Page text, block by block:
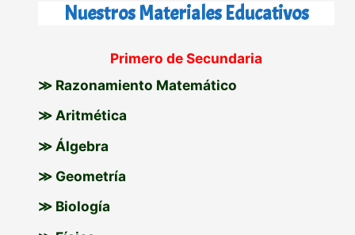
r
p
o
Nuestros Materiales Educativos
Primero de Secundaria
≫ Razonamiento Matemático
≫ Aritmética
≫ Álgebra
≫ Geometría
≫ Biología